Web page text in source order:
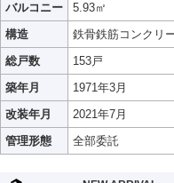
バルコニー
5.93㎡
構造
鉄骨鉄筋コンクリ
総戸数
153戸
築年月
1971年3月
改装年月
2021年7月
管理形態
全部委託